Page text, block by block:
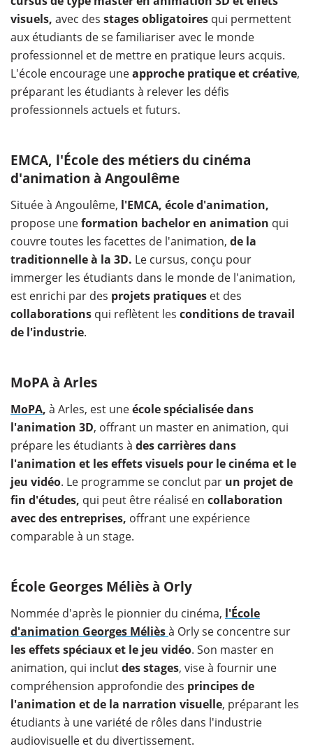
visuels, avec des stages obligatoires qui permettent
aux étudiants de se familiariser avec le monde
professionnel et de mettre en pratique leurs acquis.
L'école encourage uneapproche pratique et créative,
préparant les étudiants à relever les défis
professionnels actuels et futurs.
EMCA, l'École des métiers du cinéma
d'animation à Angoulême
Située à Angoulême, l'EMCA, école d'animation,
propose uneformation bachelor en animation qui
couvre toutes les facettes de l'animation, de la
traditionnelle à la 3D. Le cursus, conçu pour
immerger les étudiants dans le monde de l'animation,
est enrichi par des projets pratiques et des
collaborations qui reflètent les conditions de travail
de l'industrie.
MoPA à Arles
MoPA, à Arles, est uneécole spécialisée dans
l'animation 3D, offrant un master en animation, qui
prépare les étudiants à des carrières dans
l'animation et les effets visuels pour le cinéma et le
jeu vidéo. Le programme se conclut par un projet de
fin d'études, qui peut être réalisé en collaboration
avec des entreprises, offrant une expérience
comparable à un stage.
École Georges Méliès à Orly
Nommée d'après le pionnier du cinéma, l'École
d'animation Georges Mélièsà Orly se concentre sur
les effets spéciaux et le jeu vidéo. Son master en
animation, qui inclutdes stages, vise à fournir une
compréhension approfondie des principes de
l'animation et de la narration visuelle, préparant les
étudiants à une variété de rôles dans l'industrie
audiovisuelle et du divertissement.